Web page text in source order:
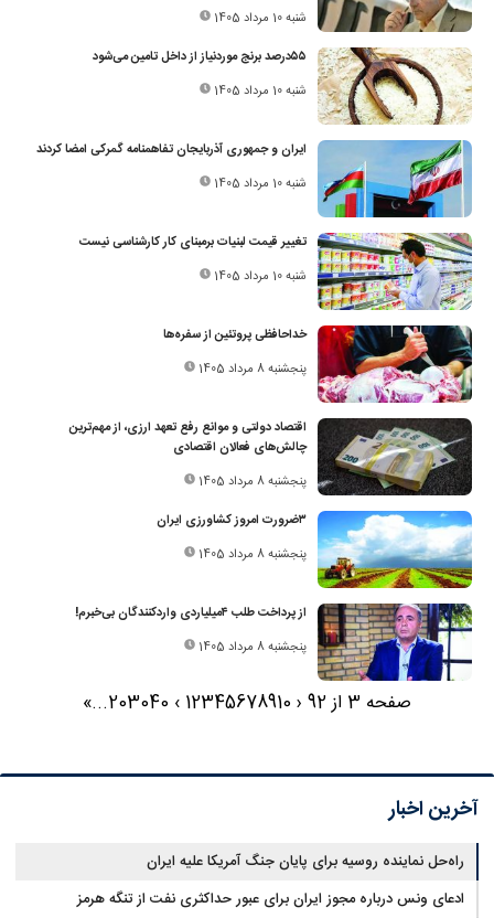
شنبه 10 مرداد 1405
۵۵‌درصد برنج موردنیاز از داخل تامین می‌شود
شنبه 10 مرداد 1405
ایران و جمهوری آذربایجان تفاهمنامه گمرکی امضا کردند
شنبه 10 مرداد 1405
تغییر قیمت لبنیات برمبنای کار کارشناسی نیست
شنبه 10 مرداد 1405
خداحافظی پروتئین از سفره‌ها
پنجشنبه 8 مرداد 1405
اقتصاد دولتی و موانع رفع تعهد ارزی، از مهم‌ترین
چالش‌های فعالان اقتصادی
پنجشنبه 8 مرداد 1405
۳ضرورت امروز کشاورزی ایران
پنجشنبه 8 مرداد 1405
از پرداخت طلب ۴‌میلیاردی واردکنندگان بی‌خبرم!
پنجشنبه 8 مرداد 1405
صفحه 3 از 92 ‹
12345678910
›
203040
...
»
آخرین اخبار
راه‌حل نماینده روسیه برای پایان جنگ آمریکا علیه ایران
ادعای ونس درباره مجوز ایران برای عبور حداکثری نفت از تنگه هرمز